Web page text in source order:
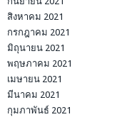
สิงหาคม 2021
กรกฎาคม 2021
มิถุนายน 2021
พฤษภาคม 2021
เมษายน 2021
มีนาคม 2021
กุมภาพันธ์ 2021